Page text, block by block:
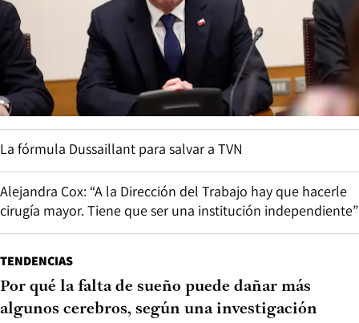
La fórmula Dussaillant para salvar a TVN
Alejandra Cox: “A la Dirección del Trabajo hay que hacerle
cirugía mayor. Tiene que ser una institución independiente”
TENDENCIAS
Por qué la falta de sueño puede dañar más
algunos cerebros, según una investigación